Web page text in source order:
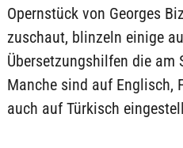
Opernstück von Georges
zuschaut, blinzeln einige
Übersetzungshilfen die am
Manche sind auf Englisch,
auch auf Türkisch